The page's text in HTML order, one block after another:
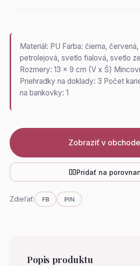
Materiál: PU Farba: čierna,
petrolejová, svetlo fialová, svetlo
Rozmery: 13 x 9 cm (V x Š)
Priehradky na doklady: 3 Počet
na bankovky: 1
Zobraziť v obchode
Pridať na
Zdieľať: FB PIN
Popis produktu